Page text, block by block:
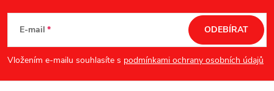
v
k
p
E-mail
Vložením e-mailu souhlasíte s podmínkami ochrany osobních údajů
ODEBÍRAT